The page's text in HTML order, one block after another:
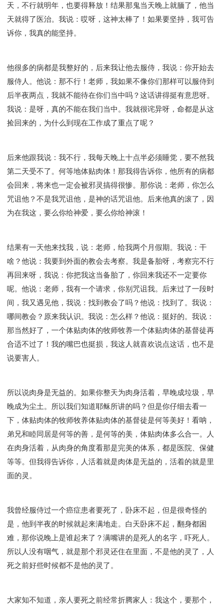
天，不行就明年，也要得释放！结果那鬼当天晚上就腼了，他当
天就得了医治。我说：哎呀，这神太棒了！如果要坚持，我可告
诉你，我真的能坚持。
他很多的病都是我整好的，后来我让他去服侍，我说：你开始去
服侍人。他说：那不行！老师，我如果不像你们那样可以服侍到
后半夜两点，我就不能待在你们当中吗？这话讲得挺有意思呀。
我说：是呀，真的不能在我们当中。我就很诧异呀，命都是从这
捡回来的，为什么到现在工作成了重点了呢？
后来他跟我说：我不行，我每天晚上十点半必须睡觉，要不然我
第二天受不了。何等地体贴肉体！那我得告诉你，他所有的病都
会回来，将来也一定会被邪灵搞得很惨。那你说：老师，你怎么
咒诅他？不是我咒诅他，是神的话咒诅他。后来他真的滚了，因
为在我这，要么你给神爱，要么你给神滚！
结果有一天他来找我，说：老师，给我两个月假期。我说：干
啥？他说：我要到外面的教会去考察。我是备胎呀，考察完不行
再回来呀，我说：你把我这当备胎了，你回来我还不一定要你
呢。他说：老师，我有一个请求，你别咒诅我。后来过了一段时
间，我又遇见他，我说：找到教会了吗？他说：找到了。我说：
哪间教会？原来我认识。我说：怎么样？他说：挺好的。我说：
那当然好了，一个体贴肉体的牧师牧养一个体贴肉体的基督徒再
合适不过了！我的嘴巴也挺损，我这人就喜欢说点这话，也不是
说要害人。
所以说肉身是无益的。如果你整天为肉身活着，早晚成垃圾，早
晚成为尘土。所以我们知道耶稣所讲的吗？但是你仔细去看一
下，体贴肉体的牧师牧养体贴肉体的基督徒是何等美好！看呐，
弟兄和睦同居是何等的善，是何等的美，体贴肉体多么合一。人
在肉身活着，从肉身的角度看那是完美的体系，都是医院、保健
等等。但我得告诉你，人活着就是肉体是无益的，活着的就是里
面的灵。
我曾经服侍过一个癌症患者要死了，卧床不起，但是很奇怪的
是，他到半夜的时候就起来满地走。白天卧床不起，翻身都困
难，那你说晚上是谁起来了？满嘴讲的是死人的名字，吓死人。
所以人没有咽气，就是那个邪灵还住在里面，不是他的灵了，人
死之前好些时候都不是他的灵了。
大家知不知道，亲人要死之前经常折腾家人：我这个，要那个，